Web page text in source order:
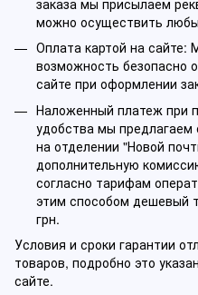
можно осуществить
Оплата картой на сайте:
возможность безопасно
сайте при оформлении
Наложенный платеж при
удобства мы предлагаем
на отделении "Новой
дополнительную
согласно тарифам
этим способом дешевый
грн.
Условия и сроки гарантии
товаров, подробно это
сайте.